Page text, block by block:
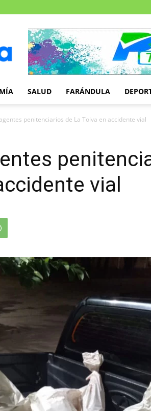
SALUD FARÁNDULA
penitenciarios de La Tolva en accidente vial
vial